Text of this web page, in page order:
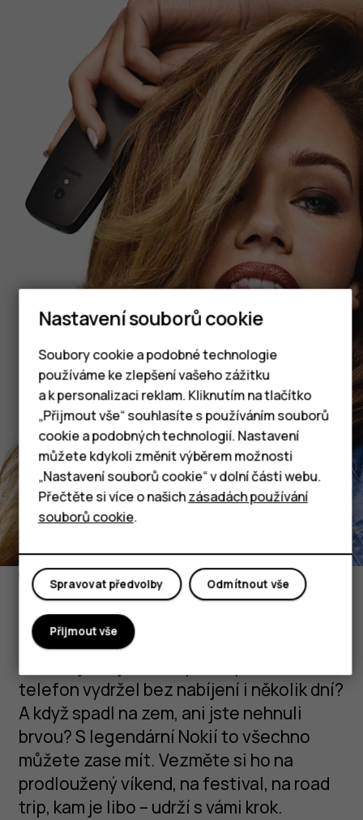
Chytré telefony
Tlačítkové telefony
Tablety
BATERIE
Ať žije legenda
telefon vydržel bez nabíjení i několik dní?
A když spadl na zem, ani jste nehnuli
brvou? S legendární Nokií to všechno
můžete zase mít. Vezměte si ho na
prodloužený víkend, na festival, na road
trip, kam je libo – udrží s vámi krok.
Nastavení souborů cookie
Soubory cookie a podobné technologie
používáme ke zlepšení vašeho zážitku
a k personalizaci reklam. Kliknutím na tlačítko
„Přijmout vše“ souhlasíte s používáním souborů
cookie a podobných technologií. Nastavení
můžete kdykoli změnit výběrem možnosti
„Nastavení souborů cookie“ v dolní části webu.
Přečtěte si více o našichzásadách používání
souborů cookie.
Odmítnout vše
Spravovat předvolby
Přijmout vše